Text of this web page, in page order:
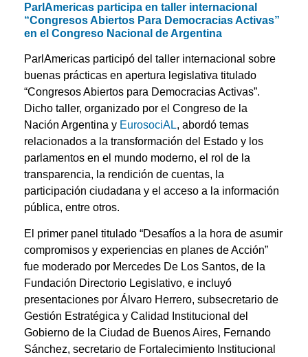
ParlAmericas participa en taller internacional
“Congresos Abiertos Para Democracias Activas”
en el Congreso Nacional de Argentina
ParlAmericas participó del taller internacional sobre
buenas prácticas en apertura legislativa titulado
“Congresos Abiertos para Democracias Activas”.
Dicho taller, organizado por el Congreso de la
Nación Argentina y EurosociAL, abordó temas
relacionados a la transformación del Estado y los
parlamentos en el mundo moderno, el rol de la
transparencia, la rendición de cuentas, la
participación ciudadana y el acceso a la información
pública, entre otros.
El primer panel titulado “Desafíos a la hora de asumir
compromisos y experiencias en planes de Acción”
fue moderado por Mercedes De Los Santos, de la
Fundación Directorio Legislativo, e incluyó
presentaciones por Álvaro Herrero, subsecretario de
Gestión Estratégica y Calidad Institucional del
Gobierno de la Ciudad de Buenos Aires, Fernando
Sánchez, secretario de Fortalecimiento Institucional